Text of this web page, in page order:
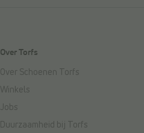
Over Torfs
Over Schoenen Torfs
Winkels
Jobs
Duurzaamheid bij Torfs